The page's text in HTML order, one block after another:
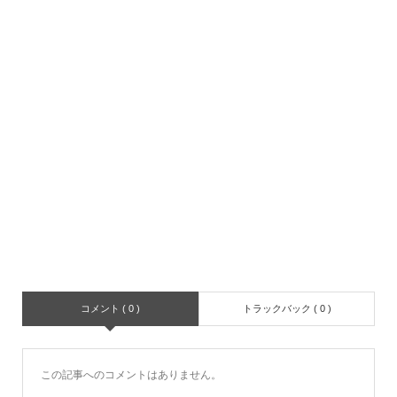
コメント ( 0 ) トラックバック ( 0 )
この記事へのコメントはありません。